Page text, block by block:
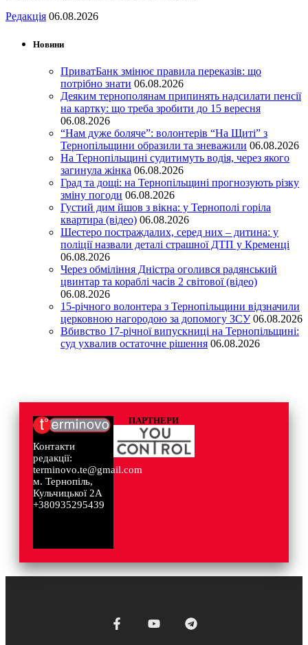
Редакція 06.08.2026
Новини
ПриватБанк змінює правила переказів: що
потрібно знати 06.08.2026
Деяким тернополянам припинять надсилати пенсії
на картку: що треба зробити до 15 вересня
06.08.2026
“Нам дуже боляче”: волонтерів “На Щиті” з
Тернопільщини образили та зневажили 06.08.2026
На Тернопільщині судитимуть водія, через якого
загинула жінка 06.08.2026
Град та дощі: на Тернопільщині прогнозують різку
зміну погоди 06.08.2026
Густий дим йшов з вікна: у Тернополі горіла
квартира (відео) 06.08.2026
Шестеро постраждалих, серед них – дитина: у
поліції назвали деталі страшної ДТП у Кременці
06.08.2026
Через обміління Дністра оголився радянський
цвинтар та кораблі часів 2 світової (відео)
06.08.2026
15-річного волонтера з Тернопільщини відзначили
церковною нагородою за допомогу ЗСУ 06.08.2026
Вбивство 17-річної випускниці на Тернопільщині:
суд ухвалив остаточне рішення 06.08.2026
Контакти
редакції:
terminovo.te@gmail.com
м. Тернопіль,
Кульчицької 2А
+380935295439
ПАРТНЕРИ